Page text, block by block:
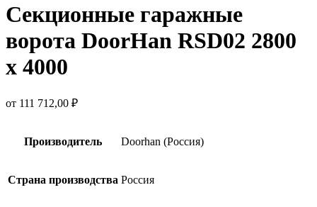
Секционные гаражные
ворота DoorHan RSD02 2800
х 4000
от 111 712,00 ₽
Производитель Doorhan (Россия)
Страна производства Россия